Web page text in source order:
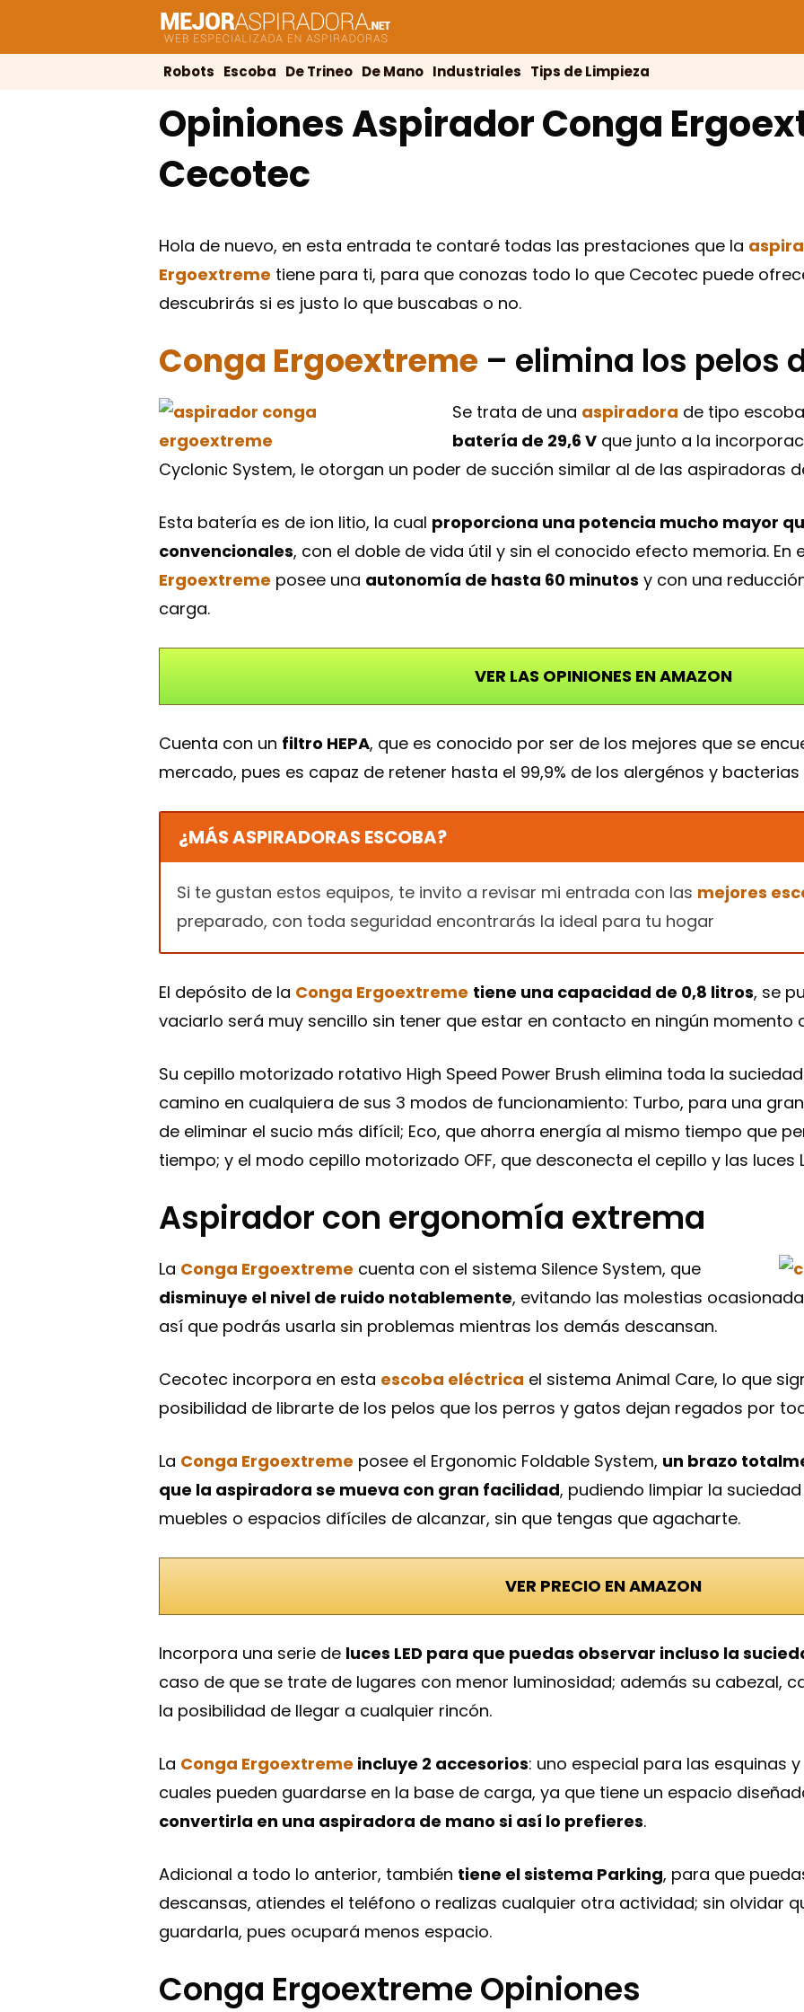
Robots Escoba De Trineo De Mano Industriales Tips de Limpieza
Opiniones Aspirador Conga
Cecotec
Hola de nuevo, en esta entrada te contaré todas las prestaciones que la
Ergoextreme tiene para ti, para que conozas todo lo que Cecotec puede
descubrirás si es justo lo que buscabas o no.
Conga Ergoextreme – elimina los pelos
Se trata de una aspiradora de tipo
batería de 29,6 V que junto a la
Cyclonic System, le otorgan un poder de succión similar al de las aspiradoras
Esta batería es de ion litio, la cual proporciona una potencia mucho mayor
convencionales, con el doble de vida útil y sin el conocido efecto memoria. En
Ergoextreme posee una autonomía de hasta 60 minutos y con una
carga.
VER LAS OPINIONES EN AMAZON
Cuenta con un filtro HEPA, que es conocido por ser de los mejores que se
mercado, pues es capaz de retener hasta el 99,9% de los alergénos y
¿MÁS ASPIRADORAS ESCOBA?
Si te gustan estos equipos, te invito a revisar mi entrada con las mejores
preparado, con toda seguridad encontrarás la ideal para tu hogar
El depósito de la Conga Ergoextreme tiene una capacidad de 0,8 litros, se
vaciarlo será muy sencillo sin tener que estar en contacto en ningún momento
Su cepillo motorizado rotativo High Speed Power Brush elimina toda la
camino en cualquiera de sus 3 modos de funcionamiento: Turbo, para una
de eliminar el sucio más difícil; Eco, que ahorra energía al mismo tiempo que
tiempo; y el modo cepillo motorizado OFF, que desconecta el cepillo y las luces
Aspirador con ergonomía extrema
La Conga Ergoextreme cuenta con el sistema Silence System, que
disminuye el nivel de ruido notablemente, evitando las molestias
así que podrás usarla sin problemas mientras los demás descansan.
Cecotec incorpora en esta escoba eléctrica el sistema Animal Care, lo que
posibilidad de librarte de los pelos que los perros y gatos dejan regados por
La Conga Ergoextreme posee el Ergonomic Foldable System, un brazo
que la aspiradora se mueva con gran facilidad, pudiendo limpiar la
muebles o espacios difíciles de alcanzar, sin que tengas que agacharte.
VER PRECIO EN AMAZON
Incorpora una serie de luces LED para que puedas observar incluso la
caso de que se trate de lugares con menor luminosidad; además su cabezal,
la posibilidad de llegar a cualquier rincón.
La Conga Ergoextreme incluye 2 accesorios: uno especial para las esquinas
cuales pueden guardarse en la base de carga, ya que tiene un espacio
convertirla en una aspiradora de mano si así lo prefieres.
Adicional a todo lo anterior, también tiene el sistema Parking, para que
descansas, atiendes el teléfono o realizas cualquier otra actividad; sin olvidar
guardarla, pues ocupará menos espacio.
Conga Ergoextreme Opiniones